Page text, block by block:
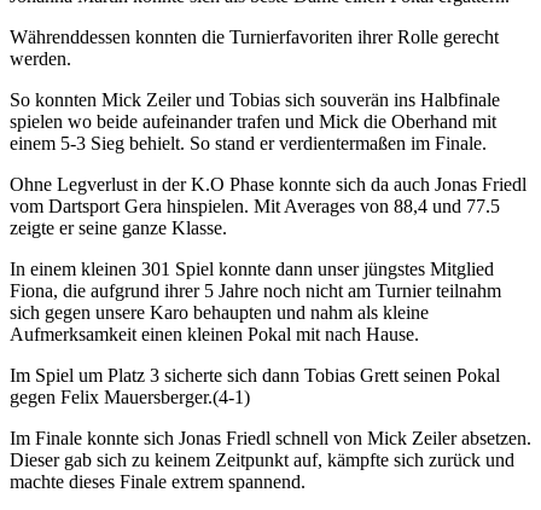
Währenddessen konnten die Turnierfavoriten ihrer Rolle gerecht
werden.
So konnten Mick Zeiler und Tobias sich souverän ins Halbfinale
spielen wo beide aufeinander trafen und Mick die Oberhand mit
einem 5-3 Sieg behielt. So stand er verdientermaßen im Finale.
Ohne Legverlust in der K.O Phase konnte sich da auch Jonas Friedl
vom Dartsport Gera hinspielen. Mit Averages von 88,4 und 77.5
zeigte er seine ganze Klasse.
In einem kleinen 301 Spiel konnte dann unser jüngstes Mitglied
Fiona, die aufgrund ihrer 5 Jahre noch nicht am Turnier teilnahm
sich gegen unsere Karo behaupten und nahm als kleine
Aufmerksamkeit einen kleinen Pokal mit nach Hause.
Im Spiel um Platz 3 sicherte sich dann Tobias Grett seinen Pokal
gegen Felix Mauersberger.(4-1)
Im Finale konnte sich Jonas Friedl schnell von Mick Zeiler absetzen.
Dieser gab sich zu keinem Zeitpunkt auf, kämpfte sich zurück und
machte dieses Finale extrem spannend.